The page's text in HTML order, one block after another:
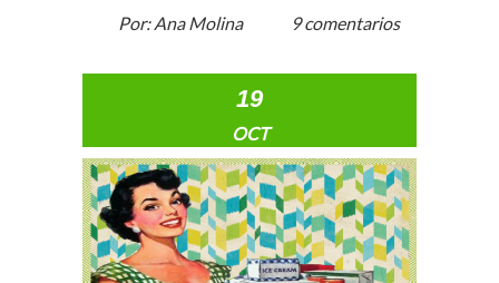
Por: Ana Molina
9 comentarios
19
OCT